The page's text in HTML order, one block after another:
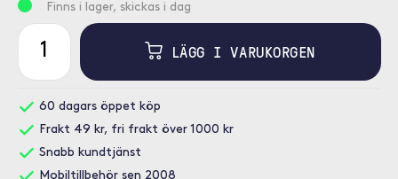
Finns i lager, skickas i dag
LÄGG I VARUKORGEN
60 dagars öppet köp
Frakt 49 kr, fri frakt över 1000 kr
Snabb kundtjänst
Mobiltillbehör sen 2008